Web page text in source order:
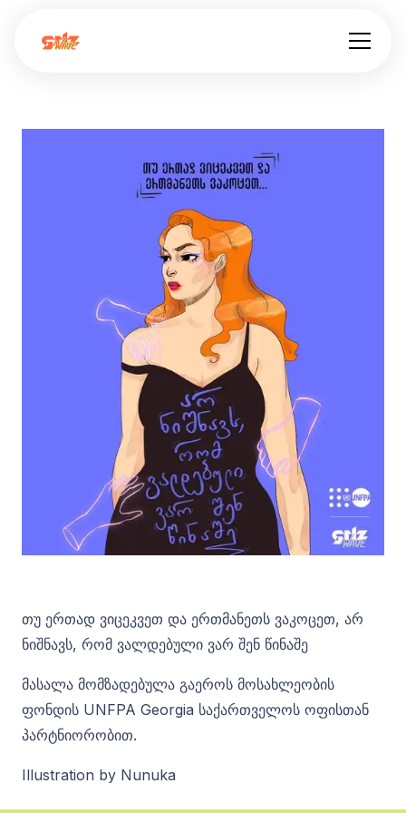
თუ ერთად ვიცეკვეთ და ერთმანეთს ვაკოცეთ, არ
ნიშნავს, რომ ვალდებული ვარ შენ წინაშე
მასალა მომზადებულა გაეროს მოსახლეობის
ფონდის UNFPA Georgia საქართველოს ოფისთან
პარტნიორობით.
Illustration by Nunuka